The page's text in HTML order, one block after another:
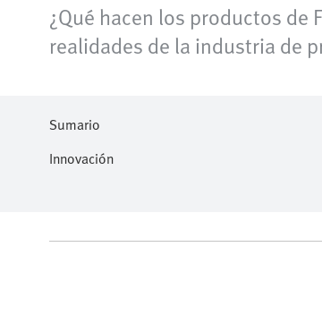
¿Qué hacen los productos de
realidades de la industria de
Sumario
Innovación